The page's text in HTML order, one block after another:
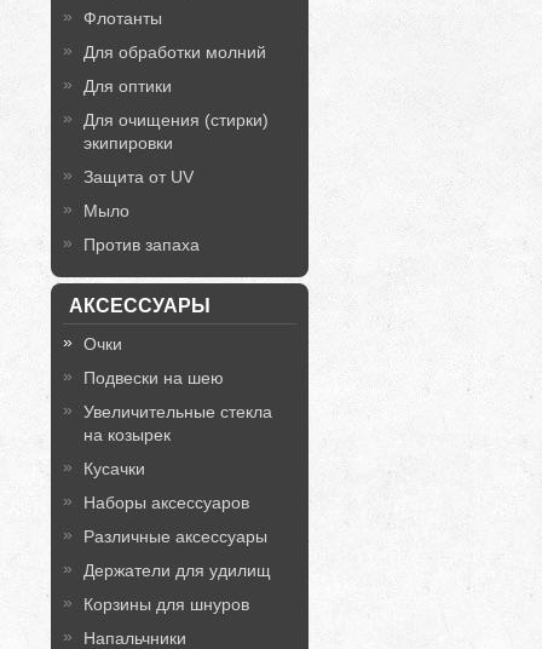
Флотанты
Для обработки молний
Для оптики
Для очищения (стирки)
экипировки
Защита от UV
Мыло
Против запаха
АКСЕССУАРЫ
Очки
Подвески на шею
Увеличительные стекла
на козырек
Кусачки
Наборы аксессуаров
Различные аксессуары
Держатели для удилищ
Корзины для шнуров
Напальчники